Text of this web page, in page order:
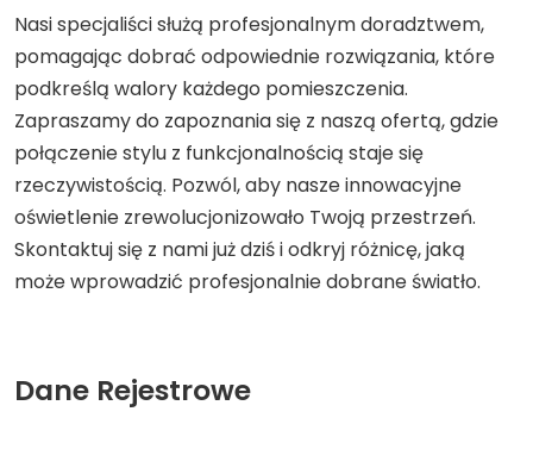
Nasi specjaliści służą profesjonalnym doradztwem,
pomagając dobrać odpowiednie rozwiązania, które
podkreślą walory każdego pomieszczenia.
Zapraszamy do zapoznania się z naszą ofertą, gdzie
połączenie stylu z funkcjonalnością staje się
rzeczywistością. Pozwól, aby nasze innowacyjne
oświetlenie zrewolucjonizowało Twoją przestrzeń.
Skontaktuj się z nami już dziś i odkryj różnicę, jaką
może wprowadzić profesjonalnie dobrane światło.
Dane Rejestrowe